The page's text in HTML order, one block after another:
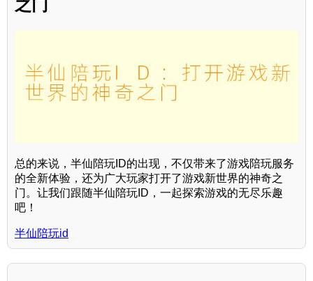
之门
总的来说，半仙陪玩ID的出现，不仅带来了游戏陪玩服务
的全新体验，还为广大玩家打开了游戏新世界的神奇之
门。让我们跟随半仙陪玩ID，一起探索游戏的无尽乐趣
吧！
半仙陪玩id